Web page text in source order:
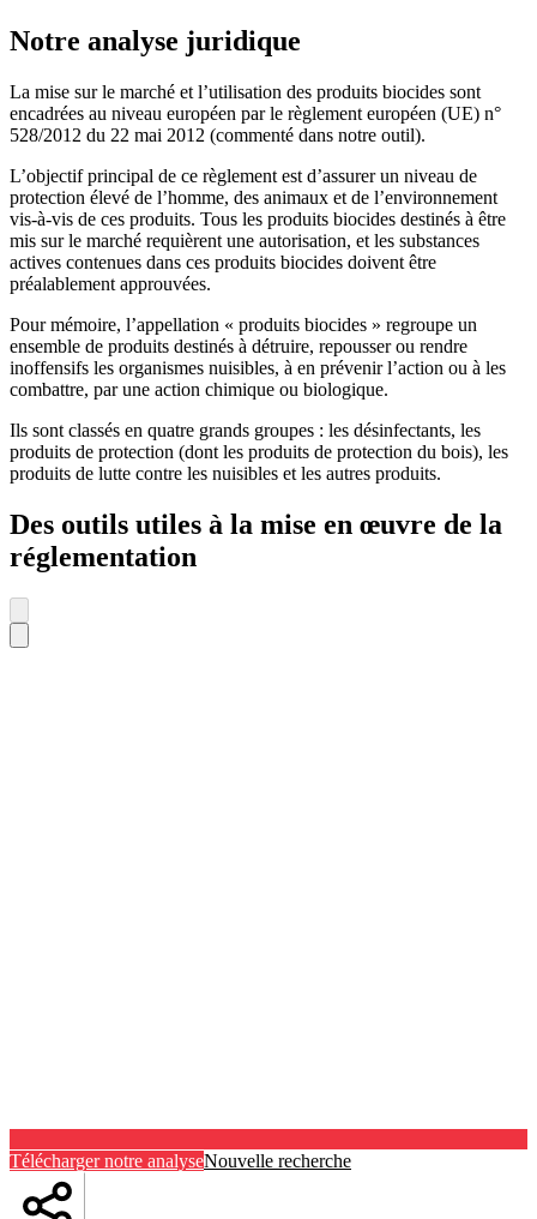
Notre analyse juridique
La mise sur le marché et l’utilisation des produits biocides sont
encadrées au niveau européen par le règlement européen (UE) n°
528/2012 du 22 mai 2012 (commenté dans notre outil).
L’objectif principal de ce règlement est d’assurer un niveau de
protection élevé de l’homme, des animaux et de l’environnement
vis-à-vis de ces produits. Tous les produits biocides destinés à être
mis sur le marché requièrent une autorisation, et les substances
actives contenues dans ces produits biocides doivent être
préalablement approuvées.
Pour mémoire, l’appellation « produits biocides » regroupe un
ensemble de produits destinés à détruire, repousser ou rendre
inoffensifs les organismes nuisibles, à en prévenir l’action ou à les
combattre, par une action chimique ou biologique.
Ils sont classés en quatre grands groupes : les désinfectants, les
produits de protection (dont les produits de protection du bois), les
produits de lutte contre les nuisibles et les autres produits.
Des outils utiles à la mise en œuvre de la
réglementation
Télécharger notre analyseNouvelle recherche